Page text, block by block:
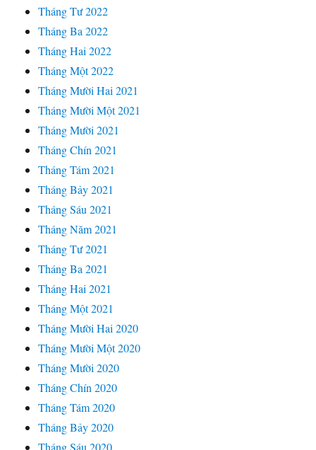
Tháng Tư 2022
Tháng Ba 2022
Tháng Hai 2022
Tháng Một 2022
Tháng Mười Hai 2021
Tháng Mười Một 2021
Tháng Mười 2021
Tháng Chín 2021
Tháng Tám 2021
Tháng Bảy 2021
Tháng Sáu 2021
Tháng Năm 2021
Tháng Tư 2021
Tháng Ba 2021
Tháng Hai 2021
Tháng Một 2021
Tháng Mười Hai 2020
Tháng Mười Một 2020
Tháng Mười 2020
Tháng Chín 2020
Tháng Tám 2020
Tháng Bảy 2020
Tháng Sáu 2020